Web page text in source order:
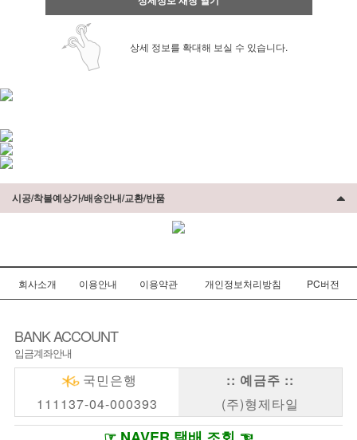
상세 정보를 확대해 보실 수 있습니다.
시공/착불예상가/배송안내/교환/반품
회사소개 이용안내 이용약관 개인정보처리방침 PC버전
BANK ACCOUNT
입금계좌안내
국민은행
111137-04-000393
:: 예금주 ::
(주)형제타일